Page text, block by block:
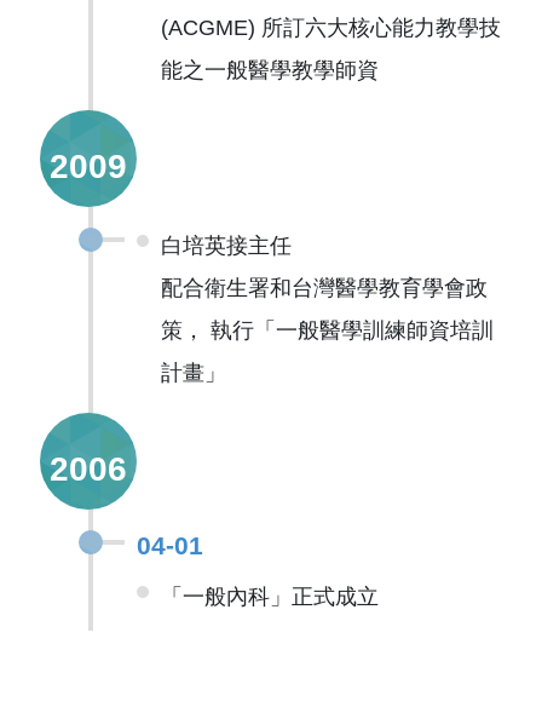
(ACGME) 所訂六大核心能力教學技
能之一般醫學教學師資
2009
白培英接主任
配合衛生署和台灣醫學教育學會政
策， 執行「一般醫學訓練師資培訓
計畫」
2006
04-01
「一般內科」正式成立